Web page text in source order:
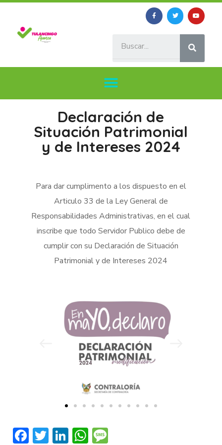
Declaración de
Situación Patrimonial
y de Intereses 2024
Para dar cumplimento a los dispuesto en el
Articulo 33 de la Ley General de
Responsabilidades Administrativas, en el cual
inscribe que todo Servidor Publico debe de
cumplir con su Declaración de Situación
Patrimonial y de Intereses 2024
Facebook
Twitter
LinkedIn
WhatsApp